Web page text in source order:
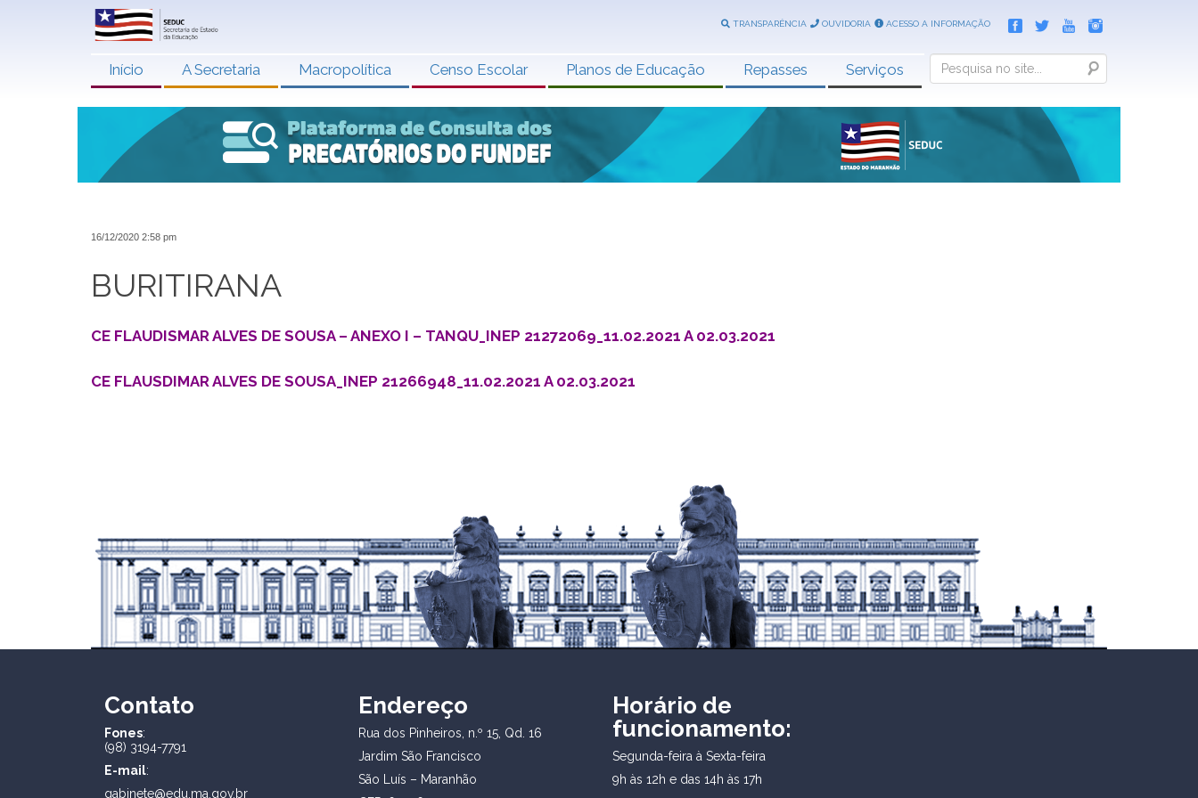
TRANSPARÊNCIA OUVIDORIA ACESSO A INFORMAÇÃO
Início A Secretaria Macropolítica Censo Escolar Planos de Educação Repasses Serviços Search
16/12/2020 2:58 pm
BURITIRANA
CE FLAUDISMAR ALVES DE SOUSA – ANEXO I – TANQU_INEP 21272069_11.02.2021 A 02.03.2021
CE FLAUSDIMAR ALVES DE SOUSA_INEP 21266948_11.02.2021 A 02.03.2021
Contato
Fones:
(98) 3194-7791
E-mail:
gabinete@edu.ma.gov.br
Endereço
Rua dos Pinheiros, n.º 15, Qd. 16
Jardim São Francisco
São Luís – Maranhão
Horário de
funcionamento:
Segunda-feira à Sexta-feira
9h às 12h e das 14h às 17h